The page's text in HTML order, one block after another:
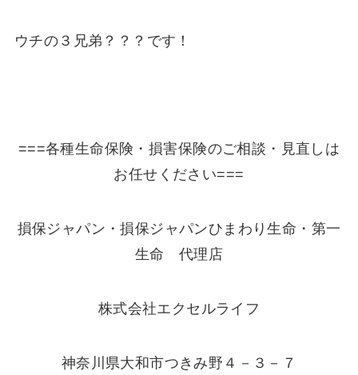
ウチの３兄弟？？？です！
===各種生命保険・損害保険のご相談・見直しは
お任せください===
損保ジャパン・損保ジャパンひまわり生命・第一
生命 代理店
株式会社エクセルライフ
神奈川県大和市つきみ野４－３－７